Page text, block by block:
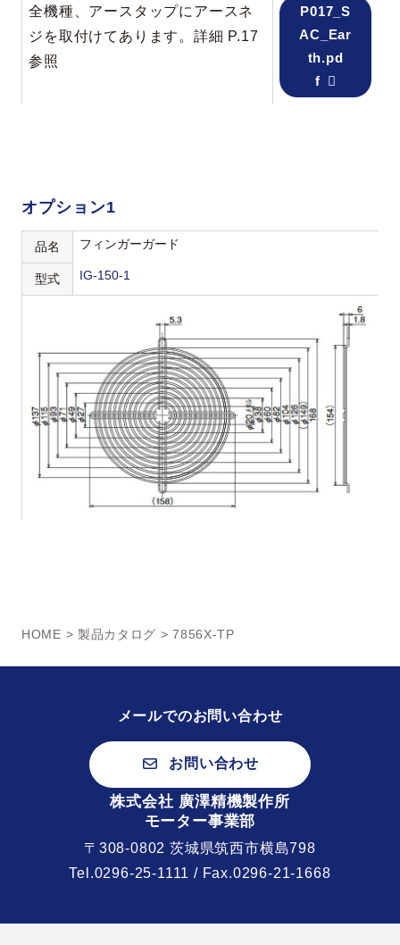
全機種、アースタップにアースネ
ジを取付けてあります。詳細 P.17
参照
P017_S
AC_Ear
th.pd
f
オプション1
品名 フィンガーガード
型式 IG-150-1
HOME > 製品カタログ > 7856X-TP
メールでのお問い合わせ
お問い合わせ
株式会社 廣澤精機製作所
モーター事業部
〒308-0802 茨城県筑西市横島798
Tel.0296-25-1111 / Fax.0296-21-1668